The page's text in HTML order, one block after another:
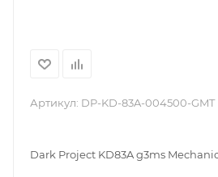
Артикул: DP-KD-83A-004500-GMT
Dark Project KD83A g3ms